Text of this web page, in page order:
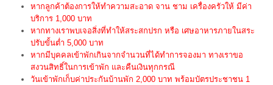
หากลูกค้าต้องการให้ทำความสะอาด จาน ชาม เครื่องครัวให้ มีค่า
บริการ 1,000 บาท
หากทางเราพบเจอสิ่งที่ทำให้สระสกปรก หรือ เศษอาหารภายในสระ
ปรับขั้นต่ำ 5,000 บาท
หากมีบุคคลเข้าพักเกินจากจำนวนที่ได้ทำการจองมา ทางเราขอ
สงวนสิทธิ์ในการเข้าพัก และคืนเงินทุกกรณี
วันเข้าพักเก็บค่าประกันบ้านพัก 2,000 บาท พร้อมบัตรประชาชน 1